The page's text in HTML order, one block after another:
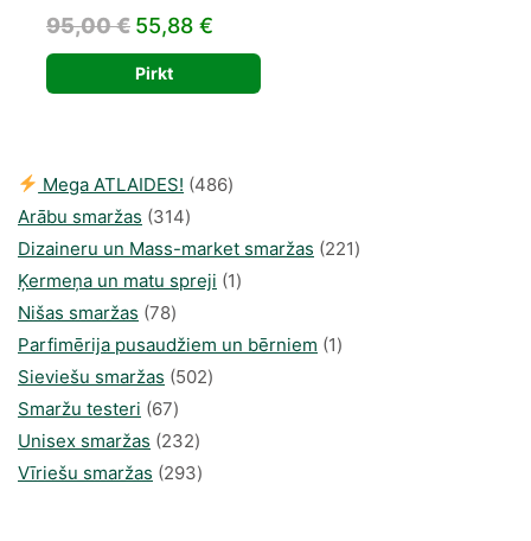
95,00€ Original
price
was:
55,88 €
price
is:
Pirkt
Mega ATLAIDES! 486486
Arābu smaržas 314314
produkti
Dizaineru un Mass-market smaržas 221221
Ķermeņa un matu spreji 11
Nišas smaržas 7878
produkts
Parfimērija pusaudžiem un bērniem 11
Sieviešu smaržas 502502
Smaržu testeri 6767
produkts
Unisex smaržas 232232
produkts
Vīriešu smaržas 293293